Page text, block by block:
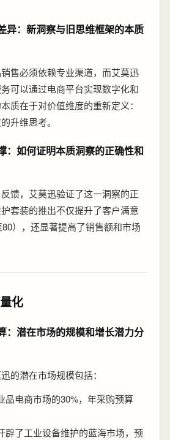
异：新洞察与旧思维框架的本质
售必须依赖专业渠道，而艾莫迅
可以通过电商平台实现数字化和
质在于对价值维度的重新定义：
升维思考。
：如何证明本质洞察的正确性和
馈，艾莫迅验证了这一洞察的正
套装的推出不仅提升了客户满意
），还显著提高了销售额和市场
化
：潜在市场的规模和增长潜力分
的潜在市场规模包括：
品电商市场的30%，年采购预算
辟了工业设备维护的蓝海市场，预